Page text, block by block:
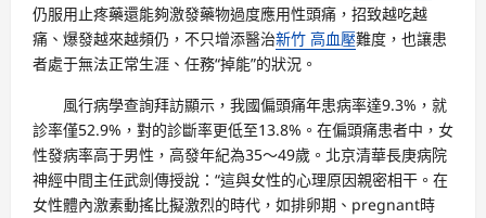
仍服用止疼藥還能夠激發藥物過度應用性頭痛，招致越吃越
痛、爆發越來越頻仍，不只增添醫治新竹 高血壓難度，也讓患
者處于無法正常生涯、任務“掉能”的狀況。
風行病學查詢拜訪顯示，我國偏頭痛年患病率達9.3%，就
診率僅52.9%，對的診斷率更低至13.8%。在偏頭痛患者中，女
性發病率高于男性，高發年紀為35～49歲。北京清華長庚病院
神經中間主任武劍傳授說：“這與女性的心理原因親密相干。在
女性體內激素動搖比擬激烈的時代，如排卵期、pregnant時